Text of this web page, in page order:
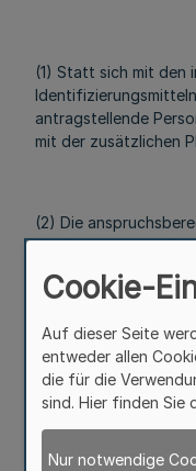
(1) Statt sich mit den
antragstellende
mit der zusätzlichen
(2) Die
der
PIN nur
Lichtbildausweises
nachgewiesen hat.
Cookie-
Auf dieser Seite
entweder allen
die für die
sind. Hier finden Sie
Nur notwendige